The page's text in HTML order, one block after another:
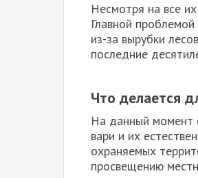
Несмотря на все
Главной
из-за вырубки
последние
Что делается
На данный момент
вари и их
охраняемых
просвещению